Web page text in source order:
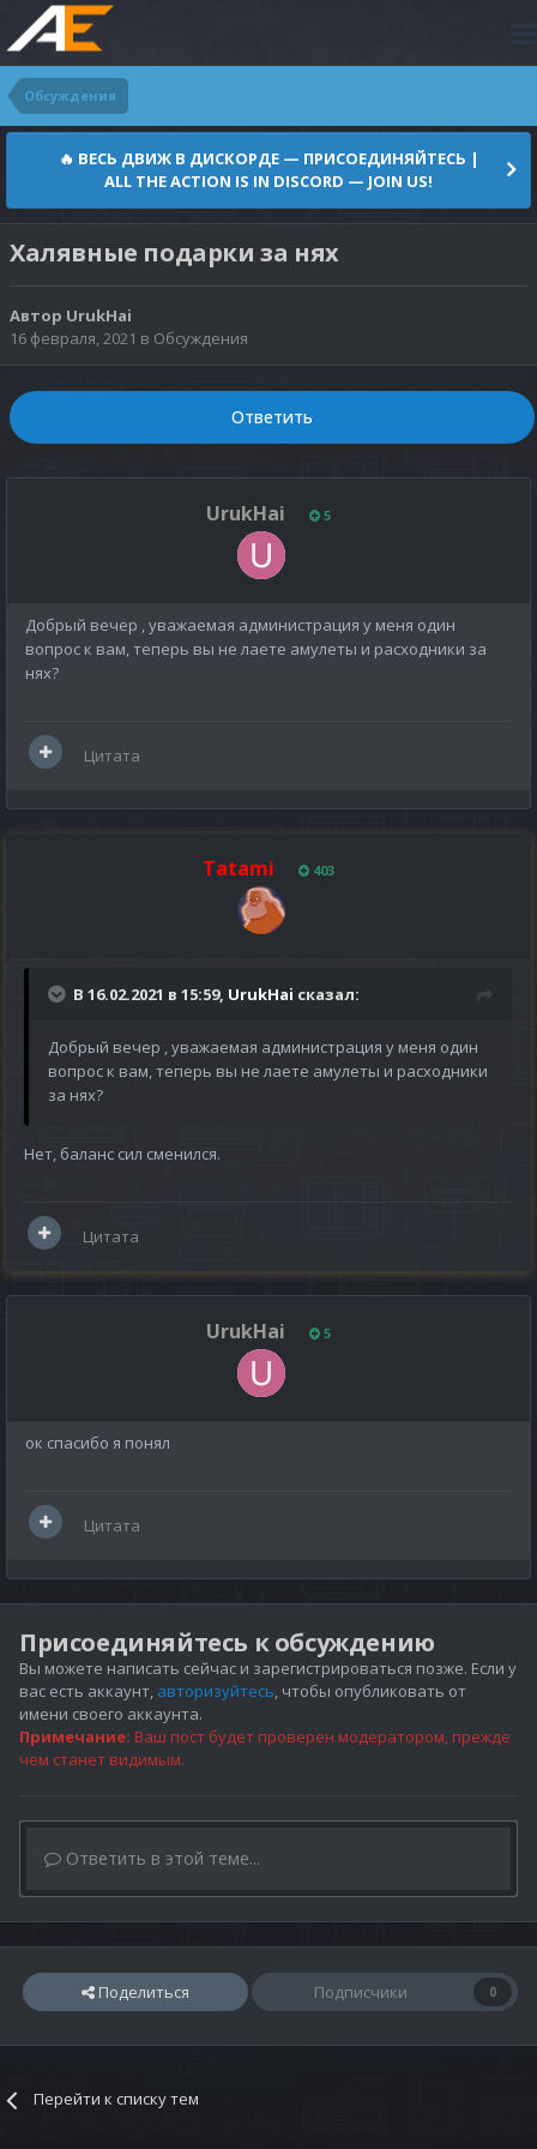
Обсуждения
🔥 ВЕСЬ ДВИЖ В ДИСКОРДЕ — ПРИСОЕДИНЯЙТЕСЬ |
ALL THE ACTION IS IN DISCORD — JOIN US!
Халявные подарки за нях
Автор UrukHai
16 февраля, 2021 в Обсуждения
Ответить
UrukHai 5
Добрый вечер , уважаемая администрация у меня один
вопрос к вам, теперь вы не лаете амулеты и расходники за
нях?
Цитата
Tatami 403
В 16.02.2021 в 15:59, UrukHai сказал:
Добрый вечер , уважаемая администрация у меня один
вопрос к вам, теперь вы не лаете амулеты и расходники
за нях?
Нет, баланс сил сменился.
Цитата
UrukHai 5
ок спасибо я понял
Цитата
Присоединяйтесь к обсуждению
Вы можете написать сейчас и зарегистрироваться позже. Если у
вас есть аккаунт, авторизуйтесь, чтобы опубликовать от
имени своего аккаунта.
Примечание: Ваш пост будет проверен модератором, прежде
чем станет видимым.
Ответить в этой теме...
Поделиться Подписчики 0
Перейти к списку тем